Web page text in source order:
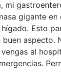
mi
gigante
Esto
aspecto.
al